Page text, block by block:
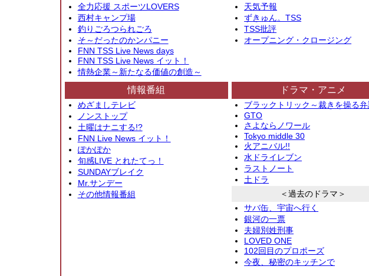
全力応援 スポーツLOVERS
西村キャンプ場
釣りごろつられごろ
そ～だったのかンパニー
FNN TSS Live News days
FNN TSS Live News イット！
情熱企業～新たなる価値の創造～
天気予報
ずきゅん。TSS
TSS批評
オープニング・クロージング
情報番組
めざましテレビ
ノンストップ
土曜はナニする!?
FNN Live News イット！
ぽかぽか
旬感LIVE とれたてっ！
SUNDAYブレイク
Mr.サンデー
その他情報番組
ドラマ・アニメ
ブラックトリック～裁きを操る弁
GTO
さよならノワール
Tokyo middle 30
火アニバル!!
水ドライレブン
ラストノート
土ドラ
＜過去のドラマ＞
サバ缶、宇宙へ行く
銀河の一票
夫婦別姓刑事
LOVED ONE
102回目のプロポーズ
今夜、秘密のキッチンで